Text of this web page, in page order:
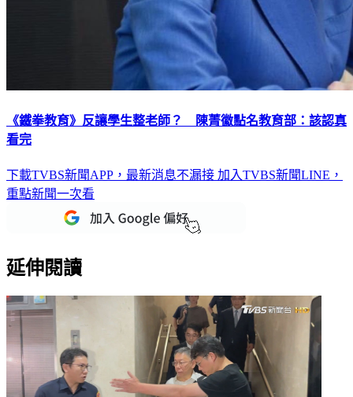
《鐵拳教育》反讓學生整老師？ 陳菁徽點名教育部：該認真
看完
下載TVBS新聞APP，最新消息不漏接 加入TVBS新聞LINE，
重點新聞一次看
延伸閱讀